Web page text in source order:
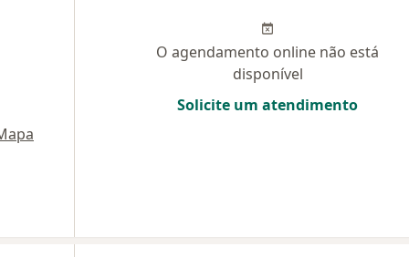
O agendamento online não está
disponível
Solicite um atendimento